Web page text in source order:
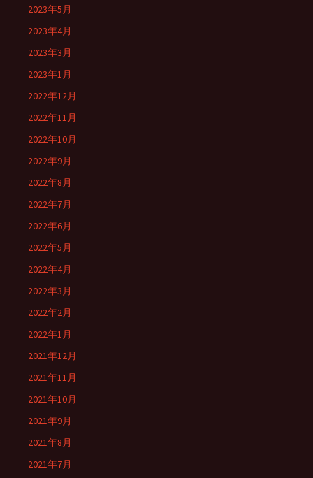
2023年5月
2023年4月
2023年3月
2023年1月
2022年12月
2022年11月
2022年10月
2022年9月
2022年8月
2022年7月
2022年6月
2022年5月
2022年4月
2022年3月
2022年2月
2022年1月
2021年12月
2021年11月
2021年10月
2021年9月
2021年8月
2021年7月